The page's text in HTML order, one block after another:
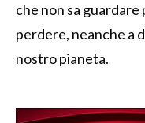
che non sa guardare
perdere, neanche a
nostro pianeta.